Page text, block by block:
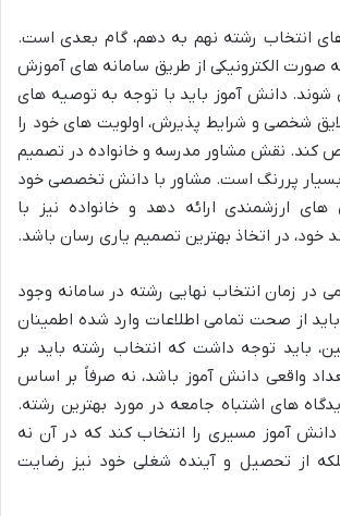
انتخاب رشته نهم به دهم، گام بعدی است.
صورت الکترونیکی از طریق سامانه های آموزش
دانش آموز باید با توجه به توصیه های
شخصی و شرایط پذیرش، اولویت های خود را
کند. نقش مشاور مدرسه و خانواده در تصمیم
بسیار پررنگ است. مشاور با دانش تخصصی خود
های ارزشمندی ارائه دهد و خانواده نیز با
خود، در اتخاذ بهترین تصمیم یاری رسان باشد.
در زمان انتخاب نهایی رشته در سامانه وجود
از صحت تمامی اطلاعات وارد شده اطمینان
باید توجه داشت که انتخاب رشته باید بر
واقعی دانش آموز باشد، نه صرفاً بر اساس
های اشتباه جامعه در مورد بهترین رشته.
آموز مسیری را انتخاب کند که در آن نه
از تحصیل و آینده شغلی خود نیز رضایت